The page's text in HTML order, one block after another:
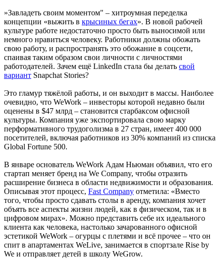
»Завладеть своим моментом" – хитроумная переделка
концепции «выжить в крысиных бегах». В новой рабочей
культуре работе недостаточно просто быть выносимой или
немного нравиться человеку. Работники должны обожать
свою работу, и распространять это обожание в соцсети,
спаивая таким образом свои личности с личностями
работодателей. Зачем ещё LinkedIn стала бы делать свой
вариант Snapchat Stories?
Это гламур тяжёлой работы, и он выходит в массы. Наиболее
очевидно, что WeWork – инвесторы которой недавно были
оценены в $47 млрд – становится старбаксом офисной
культуры. Компания уже экспортировала свою марку
перформативного трудоголизма в 27 стран, имеет 400 000
посетителей, включая работников из 30% компаний из списка
Global Fortune 500.
В январе основатель WeWork Адам Ньюман объявил, что его
стартап меняет бренд на We Company, чтобы отразить
расширение бизнеса в области недвижимости и образования.
Описывая этот процесс, Fast Company отметила: «Вместо
того, чтобы просто сдавать столы в аренду, компания хочет
объять все аспекты жизни людей, как в физическом, так и в
цифровом мирах». Можно представить себе их идеального
клиента как человека, настолько зачарованного офисной
эстетикой WeWork – огурцы с плетями и всё прочее – что он
спит в апартаментах WeLive, занимается в спортзале Rise by
We и отправляет детей в школу WeGrow.